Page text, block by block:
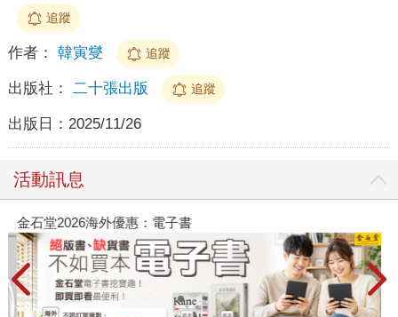
追蹤
作者： 韓寅燮 追蹤
出版社： 二十張出版 追蹤
出版日： 2025/11/26
活動訊息
金石堂2026海外優惠：電子書